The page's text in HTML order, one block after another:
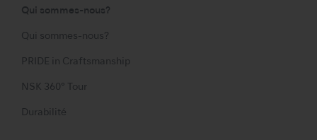
Qui sommes-nous?
Qui sommes-nous?
PRIDE in Craftsmanship
NSK 360° Tour
Durabilité